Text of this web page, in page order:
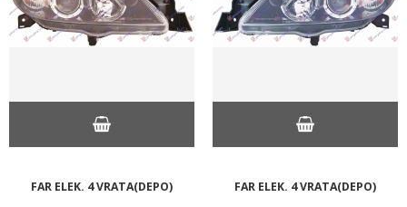
FAR ELEK. 4 VRATA(DEPO) FAR ELEK. 4 VRATA(DEPO)